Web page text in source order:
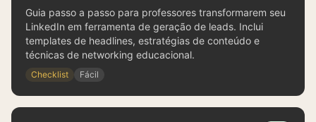
Guia passo a passo para professores transformarem seu
LinkedIn em ferramenta de geração de leads. Inclui
templates de headlines, estratégias de conteúdo e
técnicas de networking educacional.
Checklist Fácil